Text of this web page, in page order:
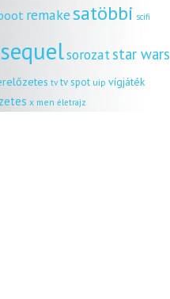
remakesatöbbi scifi
sequelsorozatstar wars
tv tv spot uip vígjáték
x men életrajz